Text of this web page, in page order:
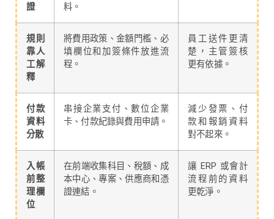
證
料。
規則
靠人
工解
釋
將費用政策、金額門檻、必
填欄位和加簽條件放進流
程。
員工送件更清
楚，主管簽核
更有依據。
付款
資料
分散
串接企業支付、數位企業
卡、付款紀錄與費用申請。
減少發票、付
款和報銷資料
對不起來。
入帳
前整
理欄
位
在前端收集科目、稅額、成
本中心、專案、供應商和憑
證連結。
讓 ERP 或會計
流程前的資料
更乾淨。